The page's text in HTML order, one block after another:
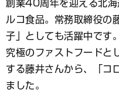
ッ
ク
マ
ク
創業40周年を迎える北海
ルコ食品。常務取締役の
子」としても活躍中です
究極のファストフードと
する藤井さんから、「コ
ました。